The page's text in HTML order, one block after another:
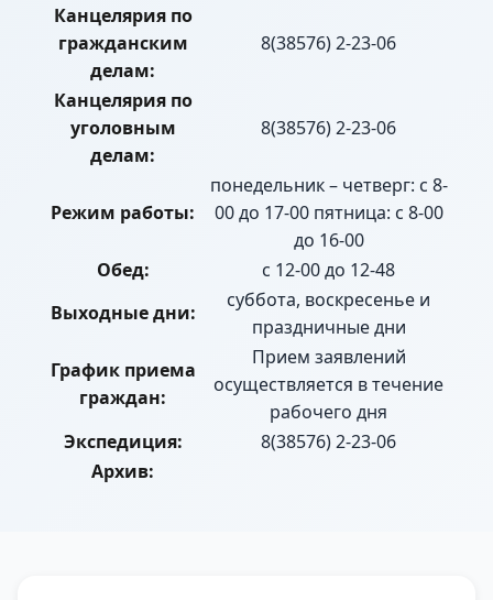
Канцелярия по
гражданским
делам:
8(38576) 2-23-06
Канцелярия по
уголовным
делам:
8(38576) 2-23-06
Режим работы:
понедельник – четверг: с 8-
00 до 17-00 пятница: с 8-00
до 16-00
Обед:
с 12-00 до 12-48
Выходные дни:
суббота, воскресенье и
праздничные дни
График приема
граждан:
Прием заявлений
осуществляется в течение
рабочего дня
Экспедиция:
8(38576) 2-23-06
Архив: